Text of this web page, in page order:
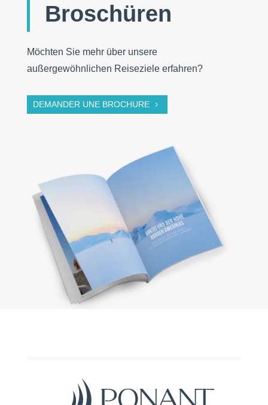
Broschüren
Möchten Sie mehr über unsere
außergewöhnlichen Reiseziele erfahren?
DEMANDER UNE BROCHURE